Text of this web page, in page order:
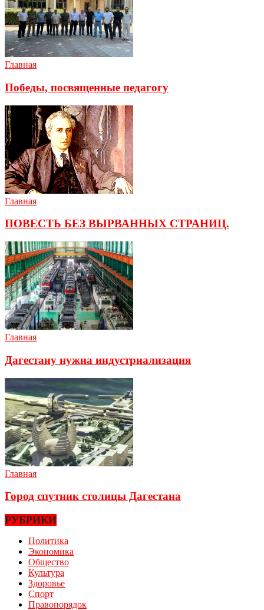
Главная
Победы, посвященные педагогу
Главная
ПОВЕСТЬ БЕЗ ВЫРВАННЫХ СТРАНИЦ.
Главная
Дагестану нужна индустриализация
Главная
Город спутник столицы Дагестана
РУБРИКИ
Политика
Экономика
Общество
Культура
Здоровье
Спорт
Правопорядок